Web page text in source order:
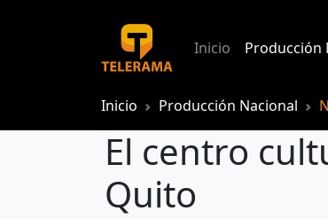
Inicio Producción
Inicio Producción Nacional
El centro
Quito